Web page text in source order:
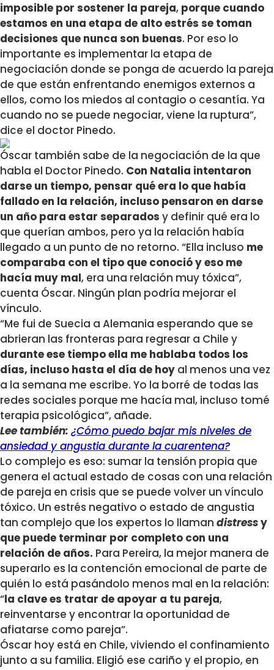
imposible por sostener la pareja, porque cuando
estamos en una etapa de alto estrés se toman
decisiones que nunca son buenas. Por eso lo
importante es implementar la etapa de
negociación donde se ponga de acuerdo la pareja
de que están enfrentando enemigos externos a
ellos, como los miedos al contagio o cesantía. Ya
cuando no se puede negociar, viene la ruptura”,
dice el doctor Pinedo.
Óscar también sabe de la negociación de la que
habla el Doctor Pinedo. Con Natalia intentaron
darse un tiempo, pensar qué era lo que había
fallado en la relación, incluso pensaron en darse
un año para estar separados y definir qué era lo
que querían ambos, pero ya la relación había
llegado a un punto de no retorno. “Ella incluso me
comparaba con el tipo que conoció y eso me
hacía muy mal, era una relación muy tóxica”,
cuenta Óscar. Ningún plan podría mejorar el
vínculo.
“Me fui de Suecia a Alemania esperando que se
abrieran las fronteras para regresar a Chile y
durante ese tiempo ella me hablaba todos los
días, incluso hasta el día de hoy al menos una vez
a la semana me escribe. Yo la borré de todas las
redes sociales porque me hacía mal, incluso tomé
terapia psicológica”, añade.
Lee también: ¿Cómo puedo bajar mis niveles de
ansiedad y angustia durante la cuarentena?
Lo complejo es eso: sumar la tensión propia que
genera el actual estado de cosas con una relación
de pareja en crisis que se puede volver un vínculo
tóxico. Un estrés negativo o estado de angustia
tan complejo que los expertos lo llaman distressy
que puede terminar por completo con una
relación de años. Para Pereira, la mejor manera de
superarlo es la contención emocional de parte de
quién lo está pasándolo menos mal en la relación:
“la clave es tratar de apoyar a tu pareja,
reinventarse y encontrar la oportunidad de
afiatarse como pareja”.
Óscar hoy está en Chile, viviendo el confinamiento
junto a su familia. Eligió ese cariño y el propio, en